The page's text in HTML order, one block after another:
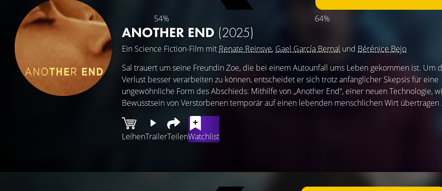
54% 64%
ANOTHER END (2025)
Ein Science Fiction-Film mit Renate Reinsve, Gael García Bernal und Bérénice Bejo
LeihenTrailerTeilenWatchlist
Sal trauert um seine Freundin Zoe, die bei einem Autounfall ums Leben gekommen ist. Um
Verlust besser verarbeiten zu können, entscheidet er sich trotz anfänglicher Skepsis für eine
ungewöhnliche Form des Abschieds: Mithilfe von „Another End“, einer neuen Technologie,
Bewusstsein von Verstorbenen temporär auf einen lebenden menschlichen Wirt übertragen